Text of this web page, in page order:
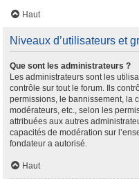
Haut
Niveaux d’utilisateurs et
Que sont les administrateurs ?
Les administrateurs sont les
contrôle sur tout le forum. Ils
permissions, le bannissement, la
modérateurs, etc., selon les
attribuées aux autres
capacités de modération sur
fondateur a autorisé.
Haut